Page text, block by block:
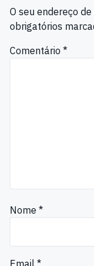
O seu endereço
obrigatórios
Comentário *
Nome *